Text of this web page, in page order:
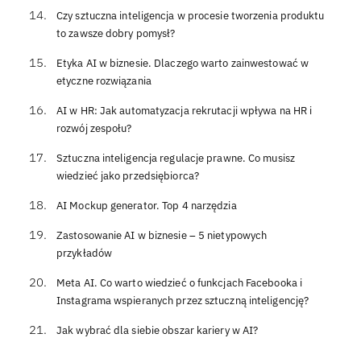
Czy sztuczna inteligencja w procesie tworzenia produktu
to zawsze dobry pomysł?
Etyka AI w biznesie. Dlaczego warto zainwestować w
etyczne rozwiązania
AI w HR: Jak automatyzacja rekrutacji wpływa na HR i
rozwój zespołu?
Sztuczna inteligencja regulacje prawne. Co musisz
wiedzieć jako przedsiębiorca?
AI Mockup generator. Top 4 narzędzia
Zastosowanie AI w biznesie – 5 nietypowych
przykładów
Meta AI. Co warto wiedzieć o funkcjach Facebooka i
Instagrama wspieranych przez sztuczną inteligencję?
Jak wybrać dla siebie obszar kariery w AI?